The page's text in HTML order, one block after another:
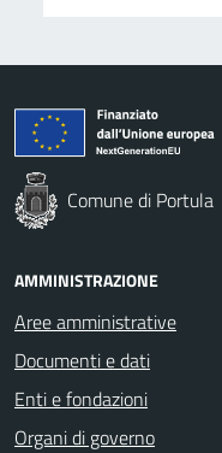
Comune di Portula
AMMINISTRAZIONE
Aree amministrative
Documenti e dati
Enti e fondazioni
Organi di governo